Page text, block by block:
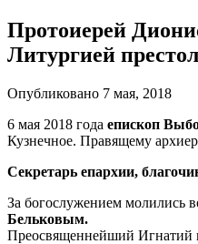
Протоиерей
Литургией
Опубликовано 7 мая, 2018
6 мая 2018 года епископ
Кузнечное. Правящему
Секретарь епархии,
За богослужением молились
Бельковым.
Преосвященнейший Игнатий